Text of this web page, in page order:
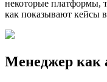
некоторые платформы,
как показывают кейсы
Менеджер как